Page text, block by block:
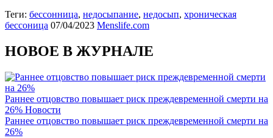
Теги: бессонница, недосыпание, недосып, хроническая
бессоница 07/04/2023 Menslife.com
НОВОЕ В ЖУРНАЛЕ
Раннее отцовство повышает риск преждевременной смерти на
26% Новости
Раннее отцовство повышает риск преждевременной смерти на
26%